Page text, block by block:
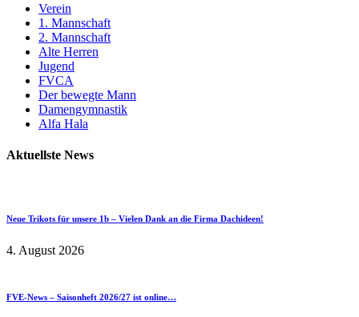
Verein
1. Mannschaft
2. Mannschaft
Alte Herren
Jugend
FVCA
Der bewegte Mann
Damengymnastik
Alfa Hala
Aktuellste News
Neue Trikots für unsere 1b – Vielen Dank an die Firma Dachideen!
4. August 2026
FVE-News – Saisonheft 2026/27 ist online…